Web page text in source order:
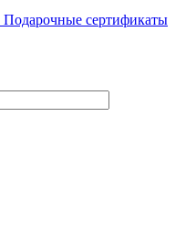
Подарочные сертификаты